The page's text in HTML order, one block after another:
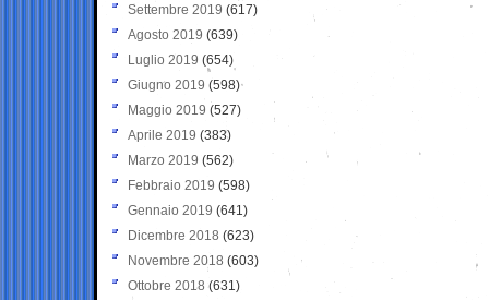
Settembre 2019 (617)
Agosto 2019 (639)
Luglio 2019 (654)
Giugno 2019 (598)
Maggio 2019 (527)
Aprile 2019 (383)
Marzo 2019 (562)
Febbraio 2019 (598)
Gennaio 2019 (641)
Dicembre 2018 (623)
Novembre 2018 (603)
Ottobre 2018 (631)